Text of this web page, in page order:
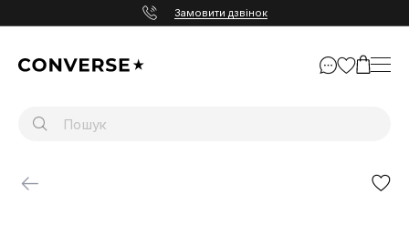
Замовити дзвінок